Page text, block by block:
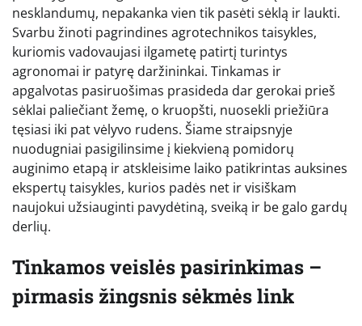
nesklandumų, nepakanka vien tik pasėti sėklą ir laukti.
Svarbu žinoti pagrindines agrotechnikos taisykles,
kuriomis vadovaujasi ilgametę patirtį turintys
agronomai ir patyrę daržininkai. Tinkamas ir
apgalvotas pasiruošimas prasideda dar gerokai prieš
sėklai paliečiant žemę, o kruopšti, nuosekli priežiūra
tęsiasi iki pat vėlyvo rudens. Šiame straipsnyje
nuodugniai pasigilinsime į kiekvieną pomidorų
auginimo etapą ir atskleisime laiko patikrintas auksines
ekspertų taisykles, kurios padės net ir visiškam
naujokui užsiauginti pavydėtiną, sveiką ir be galo gardų
derlių.
Tinkamos veislės pasirinkimas –
pirmasis žingsnis sėkmės link